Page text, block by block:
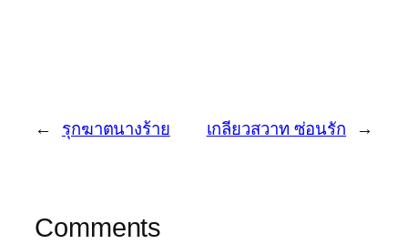
← รุกฆาตนางร้าย เกลียวสวาท ซ่อนรัก →
Comments